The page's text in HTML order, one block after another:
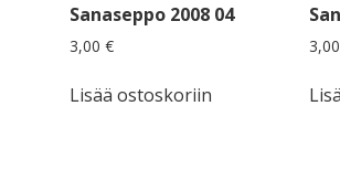
Sanaseppo 2008 04
3,00 €
Lisää ostoskoriin